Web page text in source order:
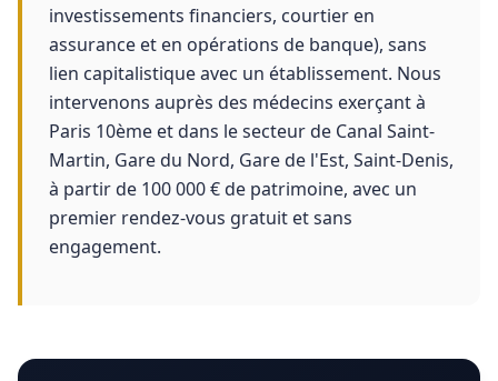
investissements financiers, courtier en
assurance et en opérations de banque), sans
lien capitalistique avec un établissement. Nous
intervenons auprès des médecins exerçant à
Paris 10ème et dans le secteur de Canal Saint-
Martin, Gare du Nord, Gare de l'Est, Saint-Denis,
à partir de 100 000 € de patrimoine, avec un
premier rendez-vous gratuit et sans
engagement.